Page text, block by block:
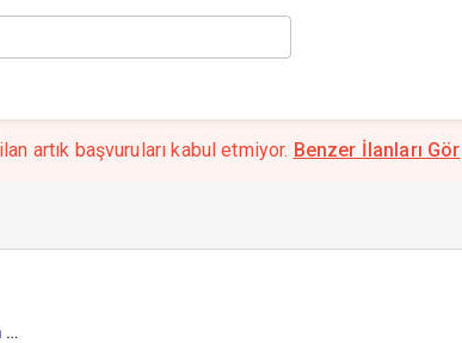
artık başvuruları kabul etmiyor. Benzer İlanları Gör
Lansinoh Laboratories Sağlık Gereçleri Tasarım Sanayi Ticaret Ltd.Şti.